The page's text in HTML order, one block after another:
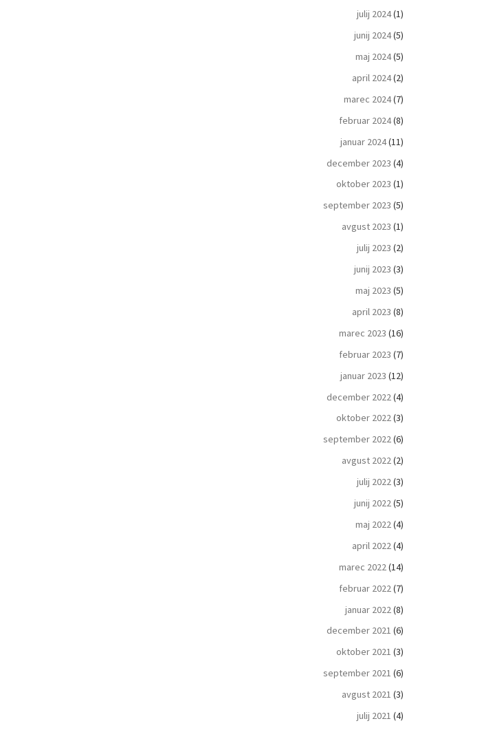
julij 2024(1)
junij 2024(5)
maj 2024(5)
april 2024(2)
marec 2024(7)
februar 2024(8)
januar 2024(11)
december 2023 (4)
oktober 2023 (1)
september 2023 (5)
avgust 2023 (1)
julij 2023 (2)
junij 2023 (3)
maj 2023 (5)
april 2023 (8)
marec 2023 (16)
februar 2023 (7)
januar 2023 (12)
december 2022 (4)
oktober 2022(3)
september 2022(6)
avgust 2022(2)
julij 2022(3)
junij 2022(5)
maj 2022(4)
april 2022(4)
marec 2022(14)
februar 2022(7)
januar 2022 (8)
december 2021 (6)
oktober 2021 (3)
september 2021 (6)
avgust 2021 (3)
julij 2021 (4)